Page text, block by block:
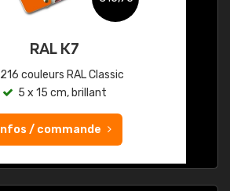
RAL K7
216 couleurs RAL Classic
5 x 15 cm, brillant
Infos / commande